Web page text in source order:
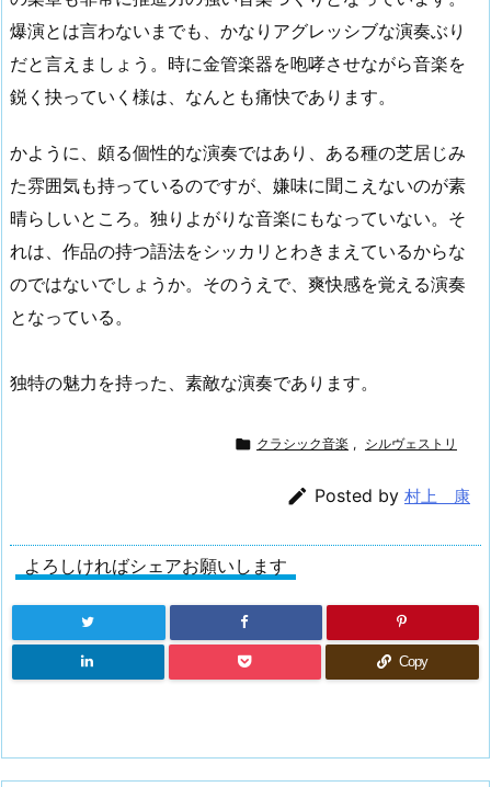
爆演とは言わないまでも、かなりアグレッシブな演奏ぶり
だと言えましょう。時に金管楽器を咆哮させながら音楽を
鋭く抉っていく様は、なんとも痛快であります。
かように、頗る個性的な演奏ではあり、ある種の芝居じみ
た雰囲気も持っているのですが、嫌味に聞こえないのが素
晴らしいところ。独りよがりな音楽にもなっていない。そ
れは、作品の持つ語法をシッカリとわきまえているからな
のではないでしょうか。そのうえで、爽快感を覚える演奏
となっている。
独特の魅力を持った、素敵な演奏であります。
 クラシック音楽 , シルヴェストリ
 Posted by 村上 康
よろしければシェアお願いします
Copy